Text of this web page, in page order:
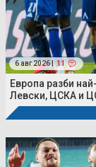
6 авг 2026 | 11
Европа разби
Левски, ЦСКА и